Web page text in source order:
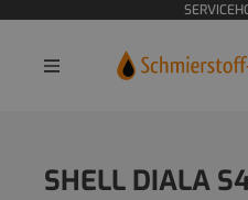
SHELL DIALA